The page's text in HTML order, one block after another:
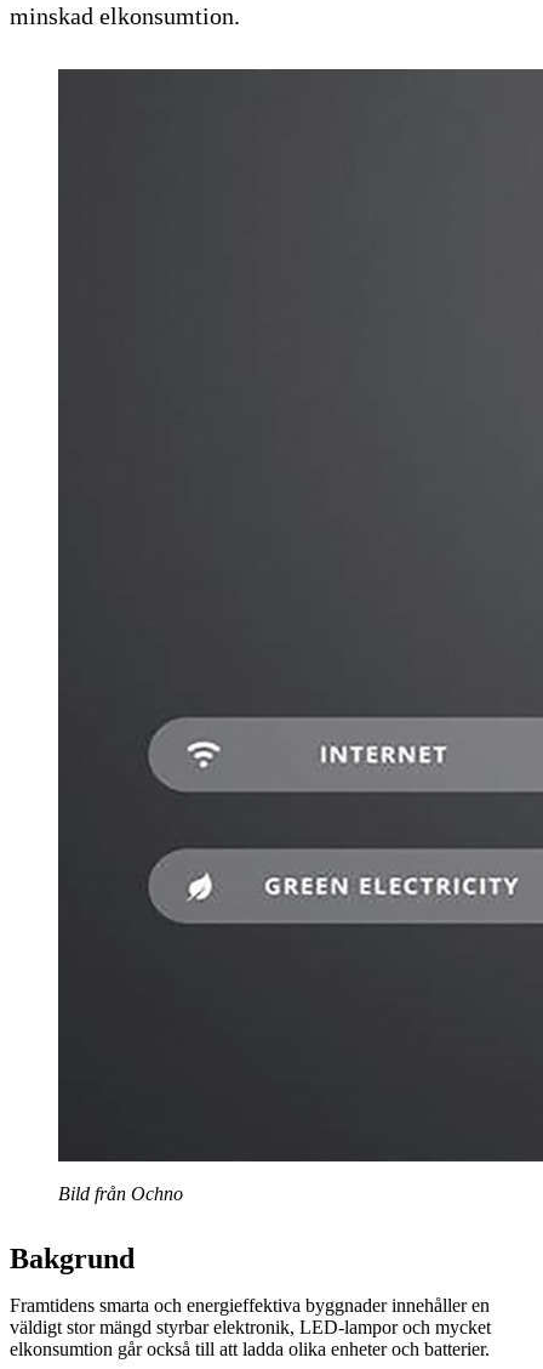
minskad elkonsumtion.
Bild från Ochno
Bakgrund
Framtidens smarta och energieffektiva byggnader innehåller en
väldigt stor mängd styrbar elektronik, LED-lampor och mycket
elkonsumtion går också till att ladda olika enheter och batterier.